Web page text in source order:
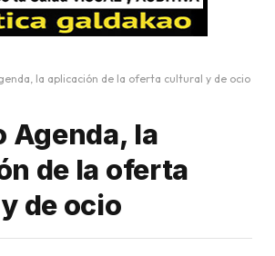
la aplicación de la oferta cultural y de ocio
Agenda, la
de la oferta
de ocio